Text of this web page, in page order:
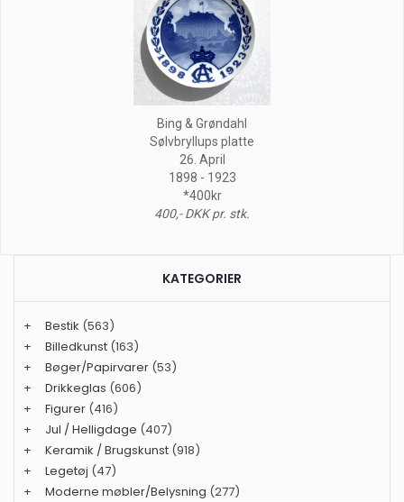
Bing & Grøndahl
Sølvbryllups platte
26. April
1898 - 1923
*400kr
400,- DKK pr. stk.
KATEGORIER
+ Bestik (563)
+
Billedkunst (163)
+
Bøger/Papirvarer (53)
+
Drikkeglas (606)
+
Figurer (416)
+
Jul / Helligdage (407)
+
Keramik / Brugskunst (918)
+
Legetøj (47)
+
Moderne møbler/Belysning (277)